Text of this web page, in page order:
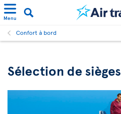
Menu
Confort à bord
Sélection de sièges